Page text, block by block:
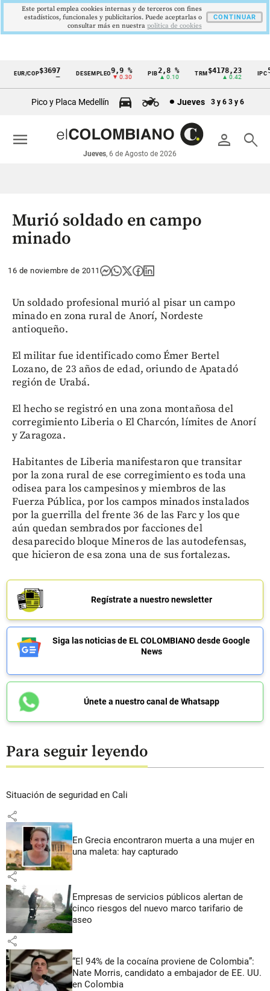
Cintillo
económicos
Colombia
EUR/COP$3697 DESEMPLEO 9,9 %
▼ 0.30
PIB2,8 %
▲ 0.10
TRM$4178,23
▲ 0.42
IPC
Pico y Placa Medellín Jueves 3 y 6 3 y 6
person search
Jueves, 6 de Agosto de 2026
menu
Murió soldado en campo
minado
16 de noviembre de 2011
Un soldado profesional murió al pisar un campo
minado en zona rural de Anorí, Nordeste
antioqueño.
El militar fue identificado como Émer Bertel
Lozano, de 23 años de edad, oriundo de Apatadó
región de Urabá.
El hecho se registró en una zona montañosa del
corregimiento Liberia o El Charcón, límites de Anorí
y Zaragoza.
Habitantes de Liberia manifestaron que transitar
por la zona rural de ese corregimiento es toda una
odisea para los campesinos y miembros de las
Fuerza Pública, por los campos minados instalados
por la guerrilla del frente 36 de las Farc y los que
aún quedan sembrados por facciones del
desaparecido bloque Mineros de las autodefensas,
que hicieron de esa zona una de sus fortalezas.
Regístrate a nuestro newsletter
Siga las noticias de EL COLOMBIANO desde Google
News
Únete a nuestro canal de Whatsapp
Para seguir leyendo
Situación de seguridad en Cali
share
En Grecia encontraron muerta a una mujer en
una maleta: hay capturado
share
Empresas de servicios públicos alertan de
cinco riesgos del nuevo marco tarifario de
aseo
share
“El 94% de la cocaína proviene de Colombia”:
Nate Morris, candidato a embajador de EE. UU.
en Colombia
Este portal emplea cookies internas y de terceros con fines
estadísticos, funcionales y publicitarios. Puede aceptarlas o
consultar más en nuestra politica de cookies
CONTINUAR